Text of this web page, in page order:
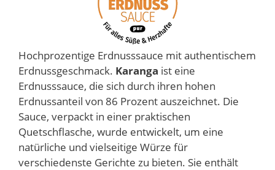
Hochprozentige Erdnusssauce mit authentischem
Erdnussgeschmack. Karanga ist eine
Erdnusssauce, die sich durch ihren hohen
Erdnussanteil von 86 Prozent auszeichnet. Die
Sauce, verpackt in einer praktischen
Quetschflasche, wurde entwickelt, um eine
natürliche und vielseitige Würze für
verschiedenste Gerichte zu bieten. Sie enthält